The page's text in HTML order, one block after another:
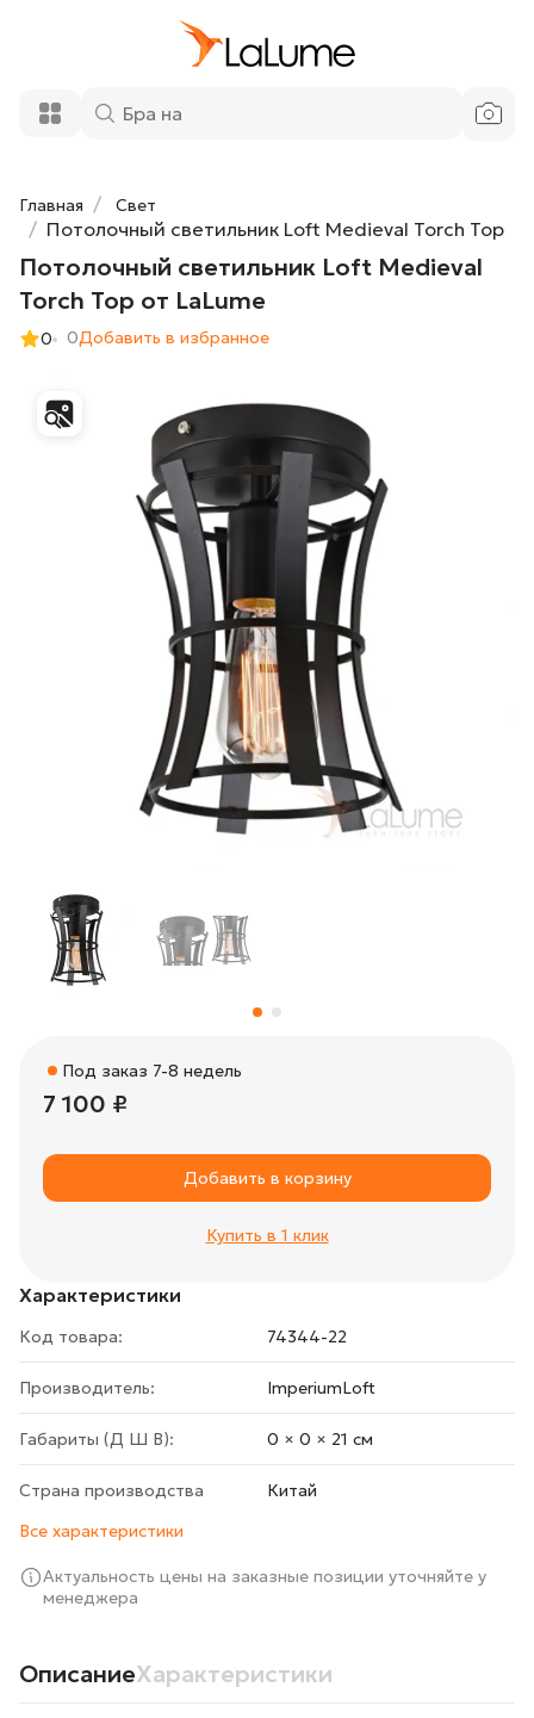
Главная Свет
Потолочный светильник Loft Medieval Torch Top
Потолочный светильник Loft Medieval
Torch Top от LaLume
0 0Добавить в избранное
Характеристики
Код товара: 74344-22
Производитель: ImperiumLoft
Габариты (Д Ш В): 0 × 0 × 21 cм
Страна производства
Китай
Все характеристики
Актуальность цены на заказные позиции уточняйте у
менеджера
Под заказ 7-8 недель
7 100 ₽
Добавить в корзину
Купить в 1 клик
ОписаниеХарактеристики
Torch Top от LaLume